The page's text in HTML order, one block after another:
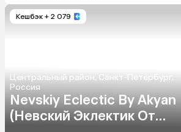
Кешбэк + 2 079
Центральный район, Санкт-Петербург,
Россия
Nevskiy Eclectic By Akyan
(Невский Эклектик От